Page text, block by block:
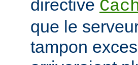
directive
que le
tampon